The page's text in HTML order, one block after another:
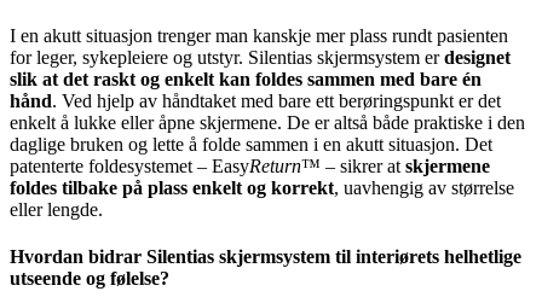
I en akutt situasjon trenger man kanskje mer plass rundt pasienten
for leger, sykepleiere og utstyr. Silentias skjermsystem erdesignet
slik at det raskt og enkelt kan foldes sammen med bare én
hånd. Ved hjelp av håndtaket med bare ett berøringspunkt er det
enkelt å lukke eller åpne skjermene. De er altså både praktiske i den
daglige bruken og lette å folde sammen i en akutt situasjon. Det
patenterte foldesystemet – EasyReturn™ – sikrer at skjermene
foldes tilbake på plass enkelt og korrekt, uavhengig av størrelse
eller lengde.
Hvordan bidrar Silentias skjermsystem til interiørets helhetlige
utseende og følelse?